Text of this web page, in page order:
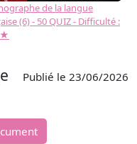
de la langue
(6) - 50 QUIZ - Difficulté :
Publié le 23/06/2026